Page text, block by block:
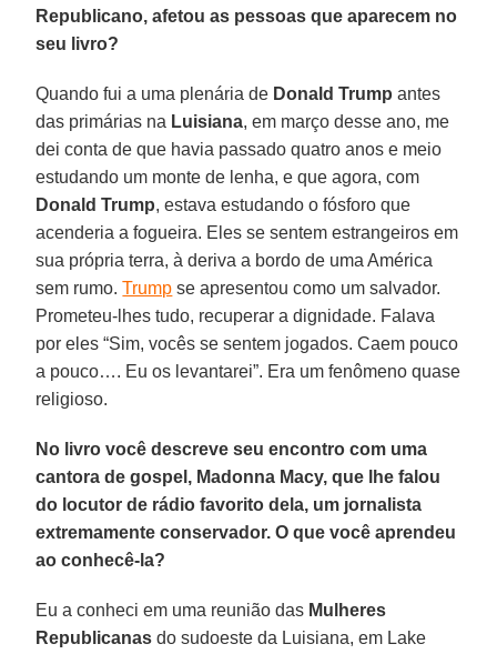
Republicano, afetou as pessoas que aparecem no
seu livro?
Quando fui a uma plenária de Donald Trump antes
das primárias na Luisiana, em março desse ano, me
dei conta de que havia passado quatro anos e meio
estudando um monte de lenha, e que agora, com
Donald Trump, estava estudando o fósforo que
acenderia a fogueira. Eles se sentem estrangeiros em
sua própria terra, à deriva a bordo de uma América
sem rumo.Trump se apresentou como um salvador.
Prometeu-lhes tudo, recuperar a dignidade. Falava
por eles “Sim, vocês se sentem jogados. Caem pouco
a pouco…. Eu os levantarei”. Era um fenômeno quase
religioso.
No livro você descreve seu encontro com uma
cantora de gospel, Madonna Macy, que lhe falou
do locutor de rádio favorito dela, um jornalista
extremamente conservador. O que você aprendeu
ao conhecê-la?
Eu a conheci em uma reunião das Mulheres
Republicanas do sudoeste da Luisiana, em Lake